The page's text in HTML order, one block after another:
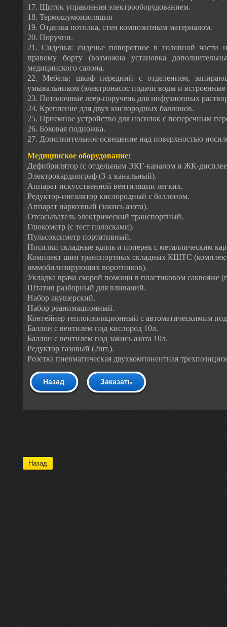
17. Щиток управления электрооборудованием.
18. Термошумоизоляция
19. Отделка потолка, стен композитным материалом.
20. Поручни.
21. Сиденья: сиденье поворотное в головной части
правому борту (возможна установка
медицинского салона.
22. Мебель: шкаф передний с отделением,
умывальником (электронасос подачи воды и встроенные
23. Потолочные леер-поручень для инфузионных
24. Крепление для двух кислородных баллонов.
25. Приемное устройство для носилок с поперечным
26. Боковая подножка.
27. Дополнительное освещение над поверхностью
Медицинское оборудование:
Дефибрилятор (с отдельным ЭКГ-каналом и ЖК-
Электрокардиограф (3-х канальный).
Аппарат искусственной вентиляции легких.
Редуктор-ингалятор кислородный с баллоном.
Аппарат наркозный (закись азота).
Отсасыватель электрический транспортный.
Глюкометр (с тест полосками).
Пульсоксиметр портативный.
Носилки складные вдоль и поперек с металлическим
Комплект шин транспортных складных КШТС
иммобилизирующих воротников).
Укладка врача скорой помощи в пластиковом
Штатив разборный для вливаний.
Набор акушерский.
Набор реанимационный.
Контейнер теплоизоляционный с автоматическимим
Баллон с вентилем под кислород 10л.
Баллон с вентилем под закись азота 10л.
Редуктор газовый (2шт.).
Розетка пневматическая двухкомпонентная
Назад